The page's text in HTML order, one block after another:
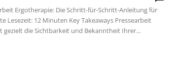
Ergotherapie: Die Schritt-für-Schritt-Anleitung für
Lesezeit: 12 Minuten Key Takeaways Pressearbeit
gezielt die Sichtbarkeit und Bekanntheit Ihrer...